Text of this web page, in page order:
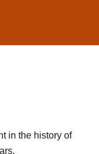
in the history of